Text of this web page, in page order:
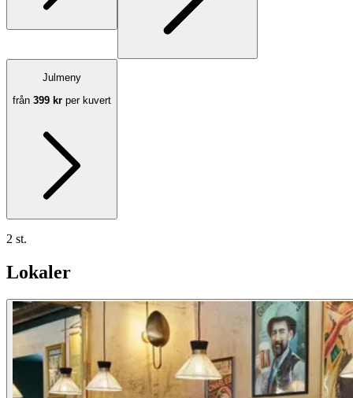
Julmeny
från 399 kr per kuvert
2 st.
Lokaler